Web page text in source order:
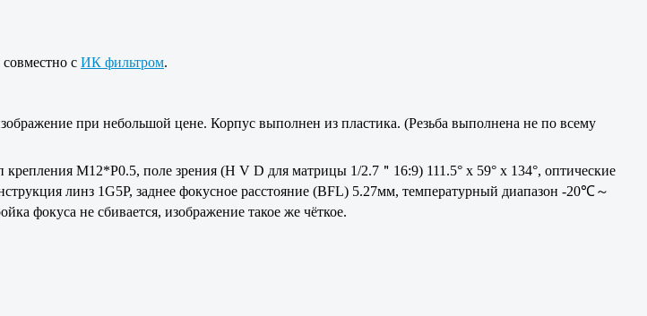
с ИК фильтром.
при небольшой цене. Корпус выполнен из пластика. (Резьба выполнена не по всему
M12*P0.5, поле зрения (H V D для матрицы 1/2.7＂16:9) 111.5° x 59° x 134°, оптические
линз 1G5P, заднее фокусное расстояние (BFL) 5.27мм, температурный диапазон -20℃～
фокуса не сбивается, изображение такое же чёткое.